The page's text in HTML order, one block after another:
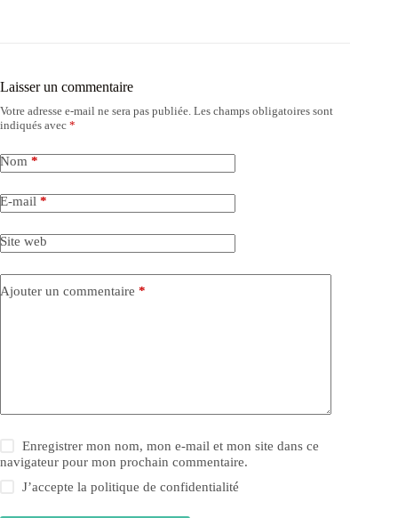
Laisser un commentaire
Votre adresse e-mail ne sera pas publiée. Les champs obligatoires sont
indiqués avec *
Nom *
E-mail *
Site web
Ajouter un commentaire *
Enregistrer mon nom, mon e-mail et mon site dans ce
navigateur pour mon prochain commentaire.
J’accepte lapolitique de confidentialité